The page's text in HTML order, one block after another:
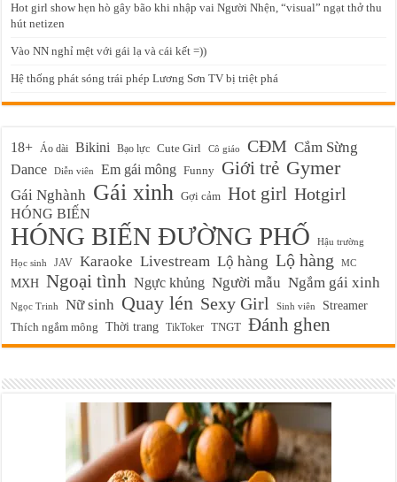
Hot girl show hẹn hò gây bão khi nhập vai Người Nhện, “visual” ngạt thở thu
hút netizen
Vào NN nghỉ mệt với gái lạ và cái kết =))
Hệ thống phát sóng trái phép Lương Sơn TV bị triệt phá
18+ Áo dài Bikini Bạo lực Cute Girl Cô giáo CĐM Cắm Sừng
Dance Diễn viên Em gái mông Funny Giới trẻ Gymer
Gái Nghành Gái xinh Gợi cảm Hot girl Hotgirl
HÓNG BIẾN
HÓNG BIẾN ĐƯỜNG PHỐ
Hậu trường
Học sinh
JAV Karaoke Livestream Lộ hàng Lộ hàng MC
MXH Ngoại tình Ngực khủng Người mẫu Ngắm gái xinh
Ngọc Trinh Nữ sinh Quay lén Sexy Girl Sinh viên Streamer
Thích ngắm mông Thời trang TikToker TNGT Đánh ghen